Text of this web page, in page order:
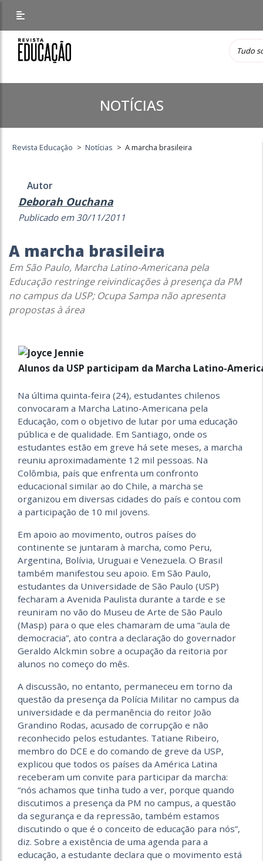
NOTÍCIAS
Revista Educação > Notícias > A marcha brasileira
Autor
Deborah Ouchana
Publicado em 30/11/2011
A marcha brasileira
Em São Paulo, Marcha Latino-Americana pela
Educação restringe reivindicações à presença da PM
no campus da USP; Ocupa Sampa não apresenta
propostas à área
Alunos da USP participam da Marcha Latino-
Na última quinta-feira (24), estudantes chilenos
convocaram a Marcha Latino-Americana pela
Educação, com o objetivo de lutar por uma educação
pública e de qualidade. Em Santiago, onde os
estudantes estão em greve há sete meses, a marcha
reuniu aproximadamente 12 mil pessoas. Na
Colômbia, país que enfrenta um confronto
educacional similar ao do Chile, a marcha se
organizou em diversas cidades do país e contou com
a participação de 10 mil jovens.
Em apoio ao movimento, outros países do
continente se juntaram à marcha, como Peru,
Argentina, Bolívia, Uruguai e Venezuela. O Brasil
também manifestou seu apoio. Em São Paulo,
estudantes da Universidade de São Paulo (USP)
fecharam a Avenida Paulista durante a tarde e se
reuniram no vão do Museu de Arte de São Paulo
(Masp) para o que eles chamaram de uma “aula de
democracia”, ato contra a declaração do governador
Geraldo Alckmin sobre a ocupação da reitoria por
alunos no começo do mês.
A discussão, no entanto, permaneceu em torno da
questão da presença da Polícia Militar no campus da
universidade e da permanência do reitor João
Grandino Rodas, acusado de corrupção e não
reconhecido pelos estudantes. Tatiane Ribeiro,
membro do DCE e do comando de greve da USP,
explicou que todos os países da América Latina
receberam um convite para participar da marcha:
“nós achamos que tinha tudo a ver, porque quando
discutimos a presença da PM no campus, a questão
da segurança e da repressão, também estamos
discutindo o que é o conceito de educação para nós”,
diz. Sobre a existência de uma agenda para a
educação, a estudante declara que o movimento está